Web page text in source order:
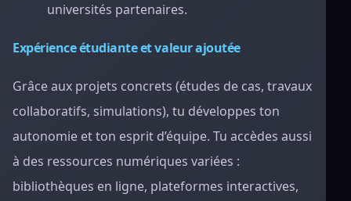
universités partenaires.
Expérience étudiante et valeur ajoutée
Grâce aux projets concrets (études de cas, travaux
collaboratifs, simulations), tu développes ton
autonomie et ton esprit d’équipe. Tu accèdes aussi
à des ressources numériques variées :
bibliothèques en ligne, plateformes interactives,